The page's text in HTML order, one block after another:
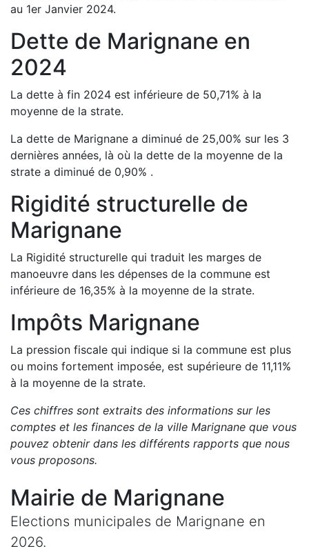
au 1er Janvier 2024.
Dette de Marignane en
2024
La dette à fin 2024 est inférieure de 50,71% à la
moyenne de la strate.
La dette de Marignane a diminué de 25,00% sur les 3
dernières années, là où la dette de la moyenne de la
strate a diminué de 0,90% .
Rigidité structurelle de
Marignane
La Rigidité structurelle qui traduit les marges de
manoeuvre dans les dépenses de la commune est
inférieure de 16,35% à la moyenne de la strate.
Impôts Marignane
La pression fiscale qui indique si la commune est plus
ou moins fortement imposée, est supérieure de 11,11%
à la moyenne de la strate.
Ces chiffres sont extraits des informations sur les
comptes et les finances de la ville Marignane que vous
pouvez obtenir dans les différents rapports que nous
vous proposons.
Mairie de Marignane
Elections municipales de Marignane en
2026.